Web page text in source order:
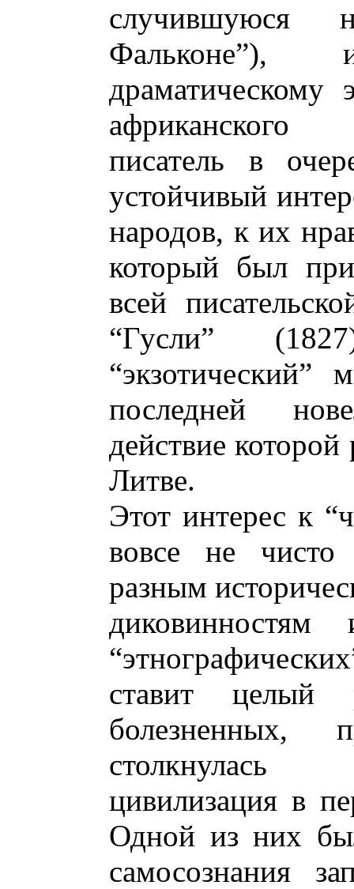
случившуюся
африканского
писатель в
устойчивый
народов, к их
который был
всей
“Гусли”
“экзотический”
последней
действие которой
Литве.
Этот интерес к
вовсе не
разным
ставит целый
болезненных,
столкнулась
цивилизация в
Одной из них
самосознания